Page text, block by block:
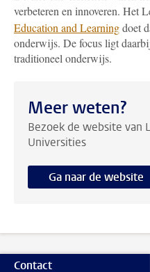
verbeteren en innoveren. Het
Education and Learningdoet
onderwijs. De focus ligt
traditioneel onderwijs.
Meer weten?
Bezoek de website van
Universities
Ga naar de website
Contact